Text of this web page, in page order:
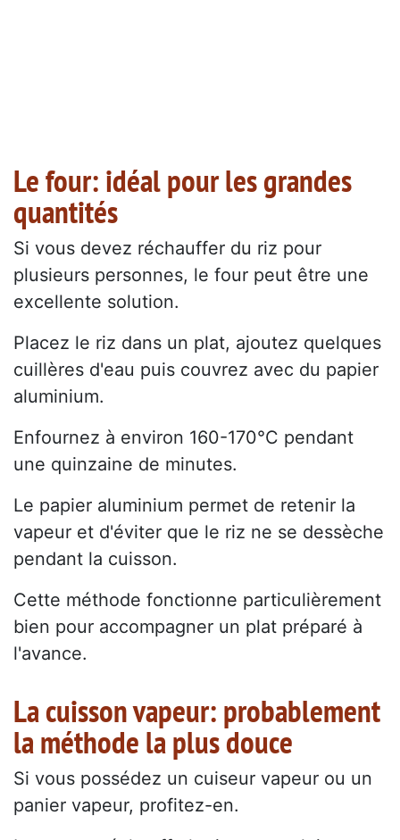
Le four: idéal pour les grandes
quantités
Si vous devez réchauffer du riz pour
plusieurs personnes, le four peut être une
excellente solution.
Placez le riz dans un plat, ajoutez quelques
cuillères d'eau puis couvrez avec du papier
aluminium.
Enfournez à environ 160-170°C pendant
une quinzaine de minutes.
Le papier aluminium permet de retenir la
vapeur et d'éviter que le riz ne se dessèche
pendant la cuisson.
Cette méthode fonctionne particulièrement
bien pour accompagner un plat préparé à
l'avance.
La cuisson vapeur: probablement
la méthode la plus douce
Si vous possédez un cuiseur vapeur ou un
panier vapeur, profitez-en.